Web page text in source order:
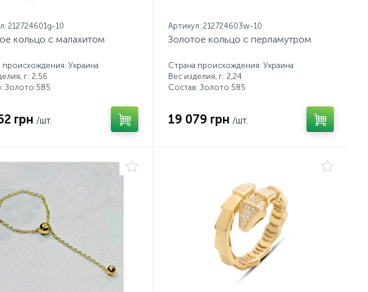
212724601g-10
кольцо с малахитом
происхождения: Украина
г.: 2,56
Золото 585
грн /шт.
Артикул: 212724603w-10
Золотое кольцо с перламутром
Страна происхождения: Украина
Вес изделия, г.: 2,24
Состав: Золото 585
19 079 грн /шт.